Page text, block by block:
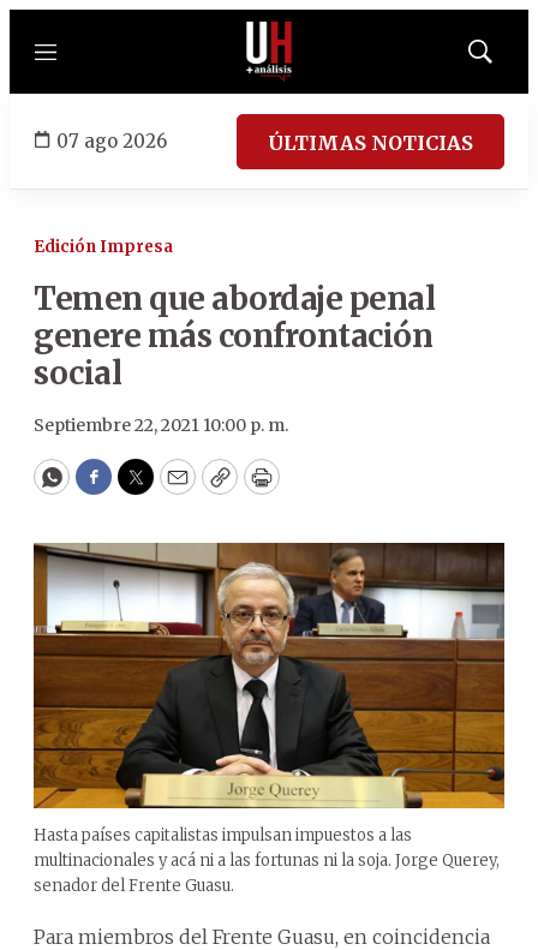
Menú
Mostrar
07 ago 2026 ÚLTIMAS NOTICIAS
Edición Impresa
Temen que abordaje penal
genere más confrontación
social
Septiembre 22, 2021 10:00 p. m.
WhatsApp
Facebook
Twitter
EmailCopyPrint
Hasta países capitalistas impulsan impuestos a las
multinacionales y acá ni a las fortunas ni la soja. Jorge Querey,
senador del Frente Guasu.
Para miembros del Frente Guasu, en coincidencia